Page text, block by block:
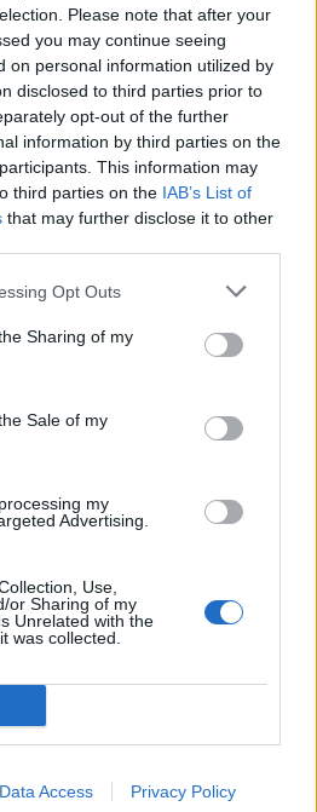
Please note that after your
you may continue seeing
on personal information utilized by
disclosed to third parties prior to
opt-out of the further
information by third parties on the
This information may
third parties on the IAB’s List of
that may further disclose it to other
Opt Outs
Sharing of my
Sale of my
my
Advertising.
Use,
or Sharing of my
Unrelated with the
was collected.
Data Access Privacy Policy
μετατρέπει τη
πράξη
το e-shop τους στους
πυρόπληκτους